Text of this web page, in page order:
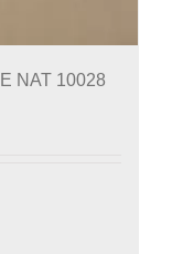
NAT 10028